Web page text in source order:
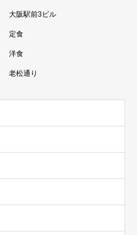
大阪駅前3ビル
定食
洋食
老松通り